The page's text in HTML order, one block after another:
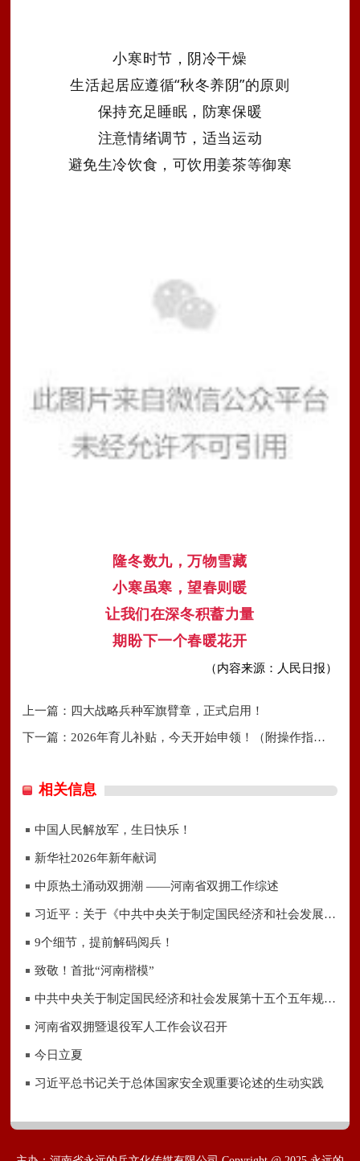
小寒时节，阴冷干燥
生活起居应遵循“秋冬养阴”的原则
保持充足睡眠，防寒保暖
注意情绪调节，适当运动
避免生冷饮食，可饮用姜茶等御寒
隆冬数九，万物雪藏
小寒虽寒，望春则暖
让我们在深冬积蓄力量
期盼下一个春暖花开
（内容来源：人民日报）
上一篇： 四大战略兵种军旗臂章，正式启用！
下一篇： 2026年育儿补贴，今天开始申领！（附操作指南）
相关信息
中国人民解放军，生日快乐！
新华社2026年新年献词
中原热土涌动双拥潮 ——河南省双拥工作综述
习近平：关于《中共中央关于制定国民经济和社会发展第十五个五年规划的建议》的说明
9个细节，提前解码阅兵！
致敬！首批“河南楷模”
中共中央关于制定国民经济和社会发展第十五个五年规划的建议
河南省双拥暨退役军人工作会议召开
今日立夏
习近平总书记关于总体国家安全观重要论述的生动实践